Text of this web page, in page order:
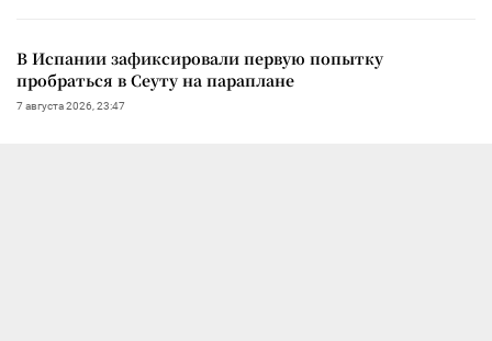
В Испании зафиксировали первую попытку
пробраться в Сеуту на параплане
7 августа 2026, 23:47